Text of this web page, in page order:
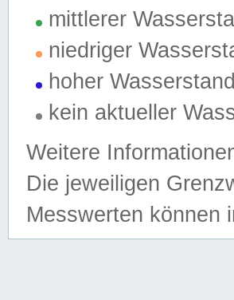
mittlerer
niedriger
hoher
kein aktueller
Weitere
Die jeweiligen
Messwerten können